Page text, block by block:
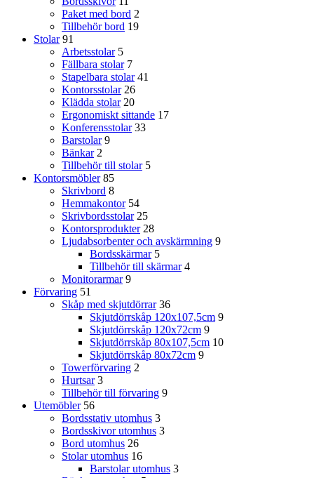
Paket med bord 2
Tillbehör bord 19
Stolar 91
Arbetsstolar 5
Fällbara stolar 7
Stapelbara stolar 41
Kontorsstolar 26
Klädda stolar 20
Ergonomiskt sittande 17
Konferensstolar 33
Barstolar 9
Bänkar 2
Tillbehör till stolar 5
Kontorsmöbler 85
Skrivbord 8
Hemmakontor 54
Skrivbordsstolar 25
Kontorsprodukter 28
Ljudabsorbenter och avskärmning 9
Bordsskärmar 5
Tillbehör till skärmar 4
Monitorarmar 9
Förvaring 51
Skåp med skjutdörrar 36
Skjutdörrskåp 120x107,5cm 9
Skjutdörrskåp 120x72cm 9
Skjutdörrskåp 80x107,5cm 10
Skjutdörrskåp 80x72cm 9
Towerförvaring 2
Hurtsar 3
Tillbehör till förvaring 9
Utemöbler 56
Bordsstativ utomhus 3
Bordsskivor utomhus 3
Bord utomhus 26
Stolar utomhus 16
Barstolar utomhus 3